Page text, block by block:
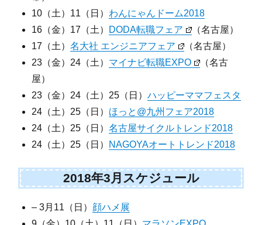
10（土）11（日） わんにゃんドーム2018
16（金）17（土） DODA転職フェア
（名古屋）
17（土）名大社 エンジニアフェア
（名古屋）
23（金）24（土） マイナビ転職EXPO
（名古
屋）
23（金）24（土）25（日）ハッピーママフェスタ
24（土）25（日） ほっと@九州フェア2018
24（土）25（日）名古屋サイクルトレンド2018
24（土）25（日） NAGOYAオートトレンド2018
2018年3月スケジュール
– 3月11（日） 顔ハメ展